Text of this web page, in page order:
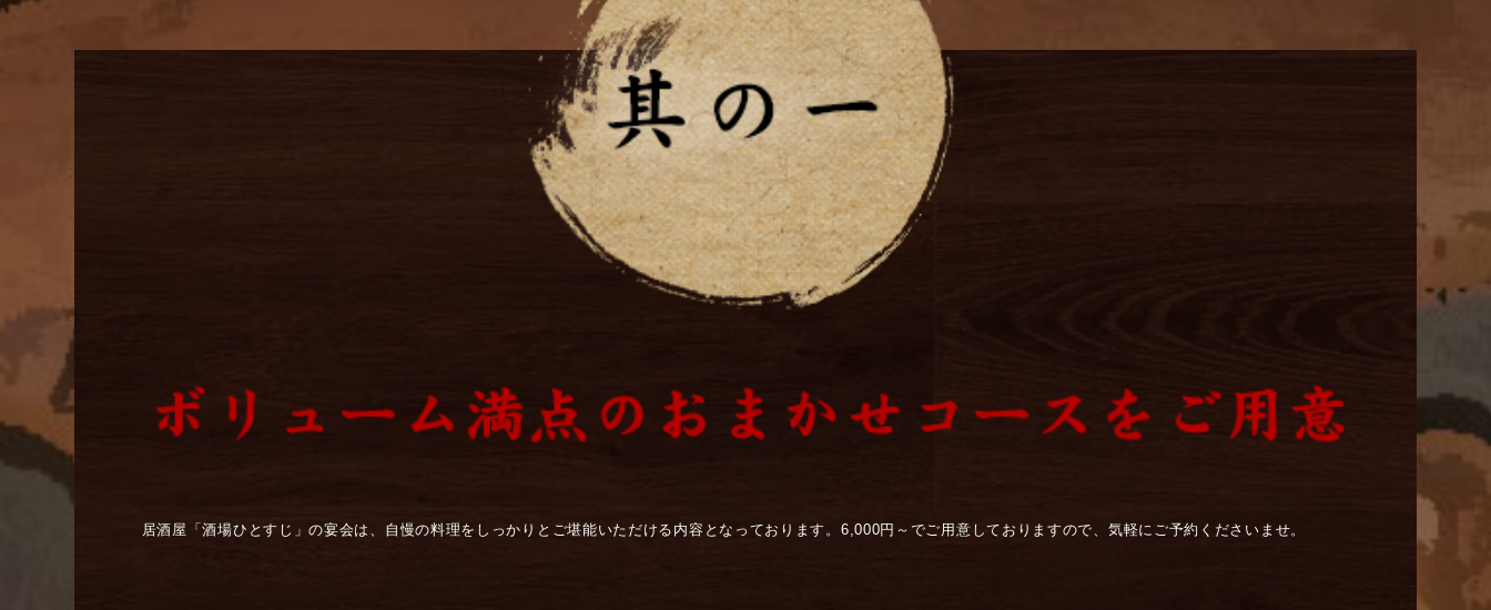
居酒屋「酒場ひとすじ」の宴会は、自慢の料理をしっかりとご堪能いただける内容となっております。6,000円～でご用意しておりますので、気軽にご予約くださいませ。